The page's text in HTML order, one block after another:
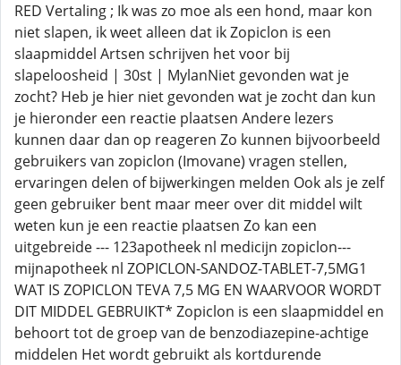
RED Vertaling ; Ik was zo moe als een hond, maar kon
niet slapen, ik weet alleen dat ik Zopiclon is een
slaapmiddel Artsen schrijven het voor bij
slapeloosheid | 30st | MylanNiet gevonden wat je
zocht? Heb je hier niet gevonden wat je zocht dan kun
je hieronder een reactie plaatsen Andere lezers
kunnen daar dan op reageren Zo kunnen bijvoorbeeld
gebruikers van zopiclon (Imovane) vragen stellen,
ervaringen delen of bijwerkingen melden Ook als je zelf
geen gebruiker bent maar meer over dit middel wilt
weten kun je een reactie plaatsen Zo kan een
uitgebreide --- 123apotheek nl medicijn zopiclon---
mijnapotheek nl ZOPICLON-SANDOZ-TABLET-7,5MG1
WAT IS ZOPICLON TEVA 7,5 MG EN WAARVOOR WORDT
DIT MIDDEL GEBRUIKT* Zopiclon is een slaapmiddel en
behoort tot de groep van de benzodiazepine-achtige
middelen Het wordt gebruikt als kortdurende